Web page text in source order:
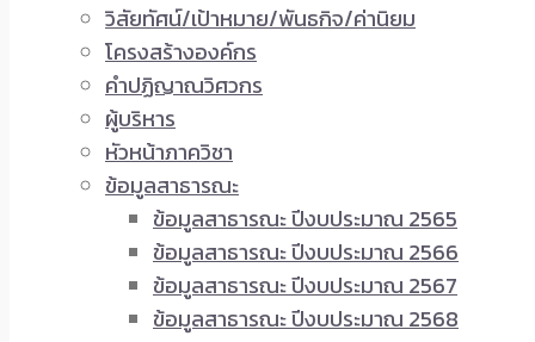
วิสัยทัศน์/เป้าหมาย/พันธกิจ/ค่านิยม
โครงสร้างองค์กร
คำปฏิญาณวิศวกร
ผู้บริหาร
หัวหน้าภาควิชา
ข้อมูลสาธารณะ
ข้อมูลสาธารณะ ปีงบประมาณ 2565
ข้อมูลสาธารณะ ปีงบประมาณ 2566
ข้อมูลสาธารณะ ปีงบประมาณ 2567
ข้อมูลสาธารณะ ปีงบประมาณ 2568